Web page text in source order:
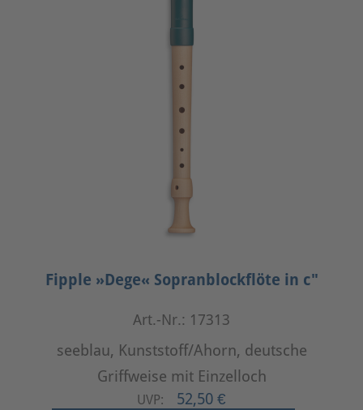
Fipple »Dege« Sopranblockflöte in c"
Art.-Nr.: 17313
seeblau, Kunststoff/Ahorn, deutsche
Griffweise mit Einzelloch
UVP: 52,50 €